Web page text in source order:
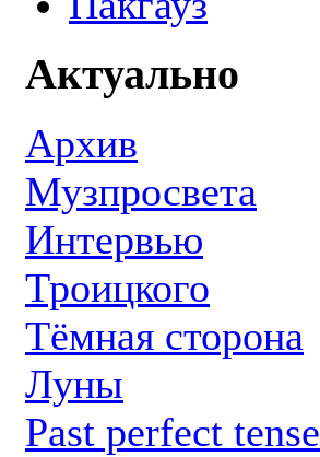
Актуально
Архив
Музпросвета
Интервью
Троицкого
Тёмная сторона
Луны
Past perfect tense